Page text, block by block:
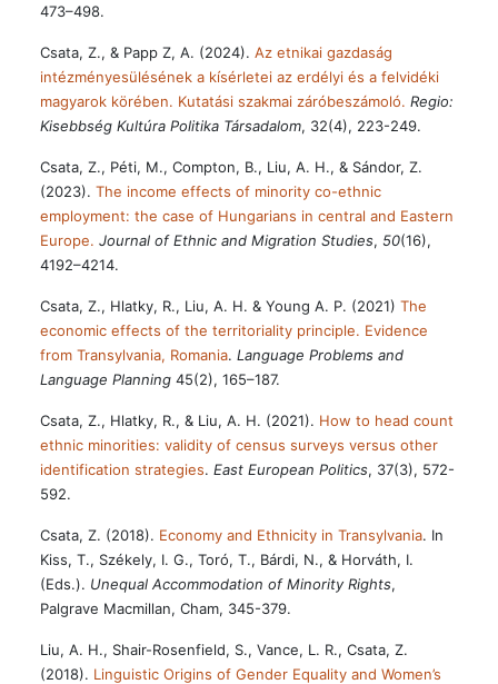
473–498.
Csata, Z., & Papp Z, A. (2024). Az etnikai gazdaság
intézményesülésének a kísérletei az erdélyi és a felvidéki
magyarok körében. Kutatási szakmai záróbeszámoló. Regio:
Kisebbség Kultúra Politika Társadalom, 32(4), 223-249.
Csata, Z., Péti, M., Compton, B., Liu, A. H., & Sándor, Z.
(2023). The income effects of minority co-ethnic
employment: the case of Hungarians in central and Eastern
Europe. Journal of Ethnic and Migration Studies, 50(16),
4192–4214.
Csata, Z., Hlatky, R., Liu, A. H. & Young A. P. (2021) The
economic effects of the territoriality principle. Evidence
from Transylvania, Romania. Language Problems and
Language Planning 45(2), 165–187.
Csata, Z., Hlatky, R., & Liu, A. H. (2021). How to head count
ethnic minorities: validity of census surveys versus other
identification strategies. East European Politics, 37(3), 572-
592.
Csata, Z. (2018). Economy and Ethnicity in Transylvania. In
Kiss, T., Székely, I. G., Toró, T., Bárdi, N., & Horváth, I.
(Eds.). Unequal Accommodation of Minority Rights,
Palgrave Macmillan, Cham, 345-379.
Liu, A. H., Shair-Rosenfield, S., Vance, L. R., Csata, Z.
(2018). Linguistic Origins of Gender Equality and Women’s